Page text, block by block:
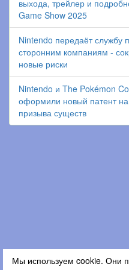
выхода, трейлер и
Game Show 2025
Nintendo передаёт службу
сторонним компаниям -
новые риски
Nintendo и The Pokémon
оформили новый патент
призыва существ
Мы используем cookie. Они